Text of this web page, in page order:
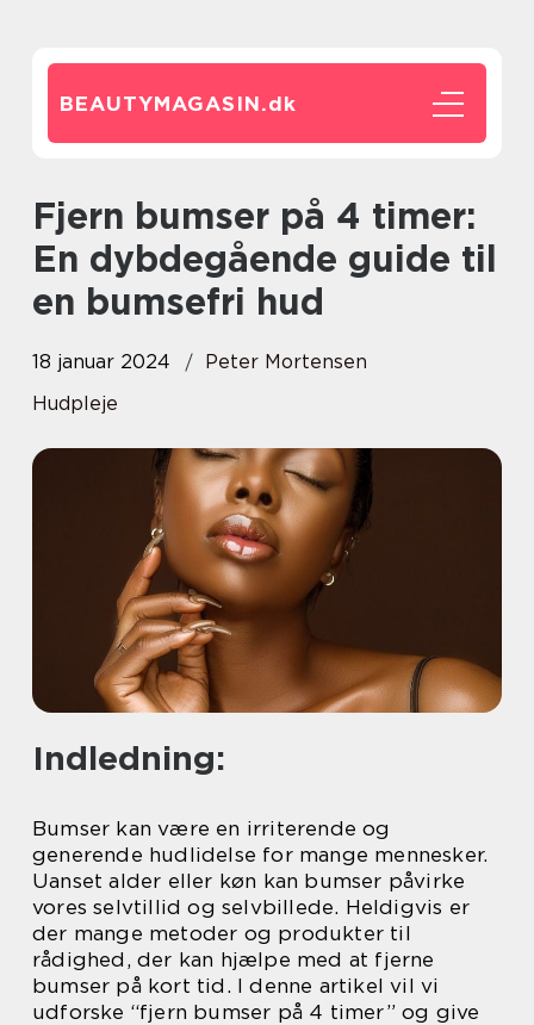
BEAUTYMAGASIN.dk
Fjern bumser på 4 timer:
En dybdegående guide til
en bumsefri hud
18 januar 2024
Peter Mortensen
Hudpleje
Indledning:
Bumser kan være en irriterende og
generende hudlidelse for mange mennesker.
Uanset alder eller køn kan bumser påvirke
vores selvtillid og selvbillede. Heldigvis er
der mange metoder og produkter til
rådighed, der kan hjælpe med at fjerne
bumser på kort tid. I denne artikel vil vi
udforske “fjern bumser på 4 timer” og give